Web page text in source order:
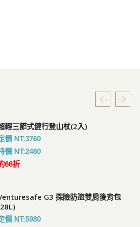
輕三節式健行登山杖(2入)
價 NT:3760
價 NT:2480
66折
G3 探險防盜雙肩後背包
價 NT:5980